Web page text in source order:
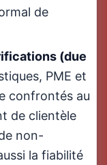
de
(due
PME et
confrontés au
de clientèle
non-
la fiabilité